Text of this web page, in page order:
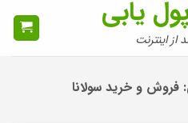
یابی
اینترنت
فروش و خرید سولانا